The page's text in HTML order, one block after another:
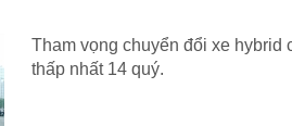
Tham vọng chuyển đổi xe
thấp nhất 14 quý.